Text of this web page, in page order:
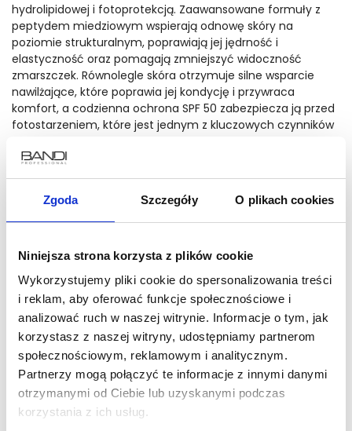
Zgoda Szczegóły O plikach cookies
Niniejsza strona korzysta z plików cookie
Wykorzystujemy pliki cookie do spersonalizowania treści
i reklam, aby oferować funkcje społecznościowe i
analizować ruch w naszej witrynie. Informacje o tym, jak
korzystasz z naszej witryny, udostępniamy partnerom
społecznościowym, reklamowym i analitycznym.
Partnerzy mogą połączyć te informacje z innymi danymi
otrzymanymi od Ciebie lub uzyskanymi podczas
korzystania z ich usług.
hydrolipidowej i fotoprotekcją. Zaawansowane formuły z
peptydem miedziowym wspierają odnowę skóry na
poziomie strukturalnym, poprawiają jej jędrność i
elastyczność oraz pomagają zmniejszyć widoczność
zmarszczek. Równolegle skóra otrzymuje silne wsparcie
nawilżające, które poprawia jej kondycję i przywraca
komfort, a codzienna ochrona SPF 50 zabezpiecza ją przed
fotostarzeniem, które jest jednym z kluczowych czynników
stosowania jest skóra wyraźnie bardziej napięta, gładsza i
Produkt dostępny od ręki. Wysyłamy w ciągu 1-2 dni
roboczych.
Receptury naszych produktów stale udoskonalamy i
aktualizujemy w ramach zaangażowania marki w
innowacje. W związku z tym lista składników widoczna na
naszej stronie internetowej może czasami nieznacznie
różnić się od składu na opakowaniu.